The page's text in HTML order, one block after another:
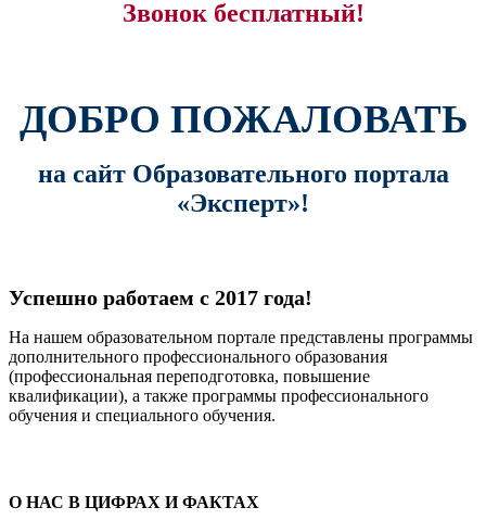
Звонок бесплатный!
ДОБРО ПОЖАЛОВАТЬ
на сайт Образовательного портала
«Эксперт»!
Успешно работаем с 2017 года!
На нашем образовательном портале представлены программы
дополнительного профессионального образования
(профессиональная переподготовка, повышение
квалификации), а также программы профессионального
обучения и специального обучения.
О НАС В ЦИФРАХ И ФАКТАХ